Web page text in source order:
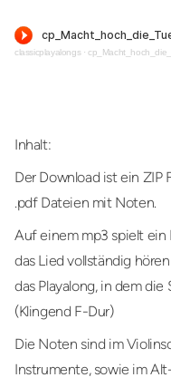
classicplayalongs·
Inhalt:
Der Download ist ein ZIP
.pdf Dateien mit Noten.
Auf einem mp3 spielt ein
das Lied vollständig
das Playalong, in dem
(Klingend F-Dur)
Die Noten sind im
Instrumente, sowie im